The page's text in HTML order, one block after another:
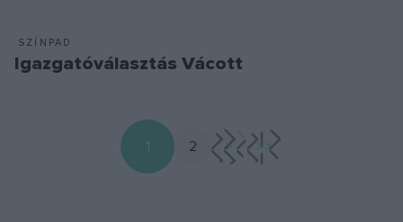
SZÍNPAD
Igazgatóválasztás Vácott
1 2 > >>